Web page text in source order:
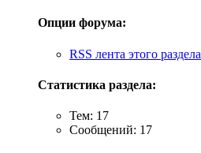
Опции форума:
RSS лента этого раздела
Статистика раздела:
Тем: 17
Сообщений: 17